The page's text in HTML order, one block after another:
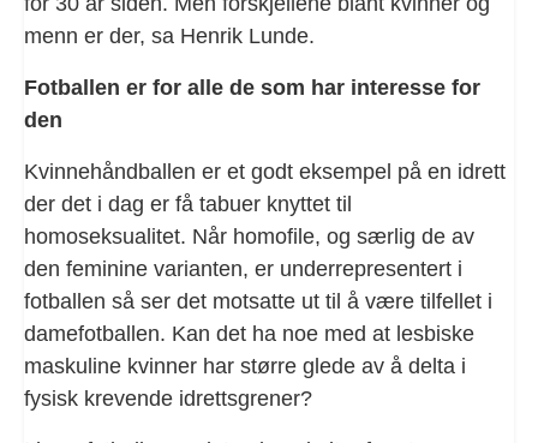
menn er der, sa Henrik Lunde.
Fotballen er for alle de som har interesse for
den
Kvinnehåndballen er et godt eksempel på en idrett
der det i dag er få tabuer knyttet til
homoseksualitet. Når homofile, og særlig de av
den feminine varianten, er underrepresentert i
fotballen så ser det motsatte ut til å være tilfellet i
damefotballen. Kan det ha noe med at lesbiske
maskuline kvinner har større glede av å delta i
fysisk krevende idrettsgrener?